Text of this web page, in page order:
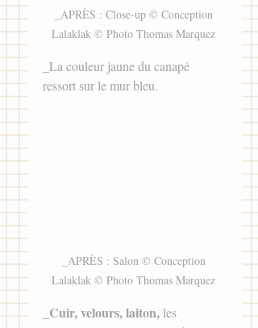
_APRÈS : Close-up © Conception
Lalaklak © Photo Thomas Marquez
_La couleur jaune du canapé
ressort sur le mur bleu.
_APRÈS : Salon © Conception
Lalaklak © Photo Thomas Marquez
Cuir, velours, laiton, les